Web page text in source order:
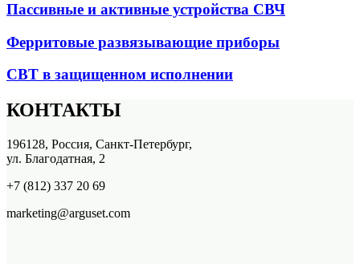
Пассивные и активные устройства СВЧ
Ферритовые развязывающие приборы
СВТ в защищенном исполнении
КОНТАКТЫ
196128, Россия, Санкт-Петербург,
ул. Благодатная, 2
+7 (812) 337 20 69
marketing@arguset.com